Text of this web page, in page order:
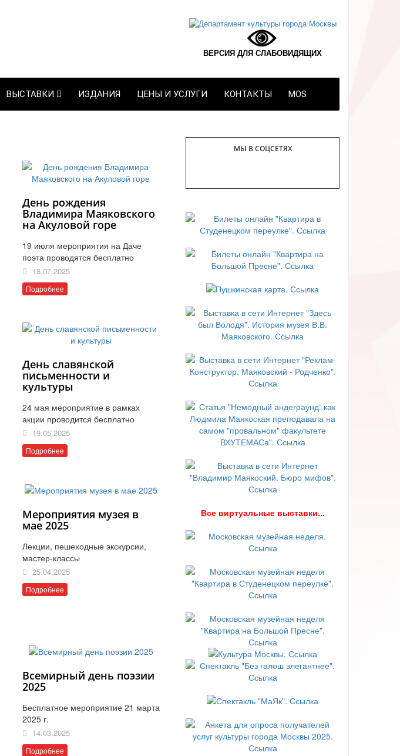
ВЕРСИЯ ДЛЯ СЛАБОВИДЯЩИХ
ВЫСТАВКИ ИЗДАНИЯ ЦЕНЫ И УСЛУГИ КОНТАКТЫ MOS
День рождения
Владимира Маяковского
на Акуловой горе
19 июля мероприятия на Даче
поэта проводятся бесплатно
18.07.2025
Подробнее
День славянской
письменности и
культуры
24 мая мероприятие в рамках
акции проводится бесплатно
19.05.2025
Подробнее
Мероприятия музея в
мае 2025
Лекции, пешеходные экскурсии,
мастер-классы
25.04.2025
Подробнее
Всемирный день поэзии
2025
Бесплатное мероприятие 21 марта
2025 г.
14.03.2025
Подробнее
МЫ В СОЦСЕТЯХ
Все виртуальные выставки...